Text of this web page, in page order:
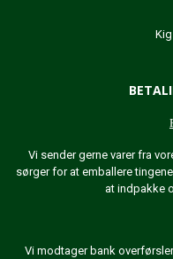
Vi sender gerne varer fra
sørger for at emballere
at indpakke
Vi modtager bank